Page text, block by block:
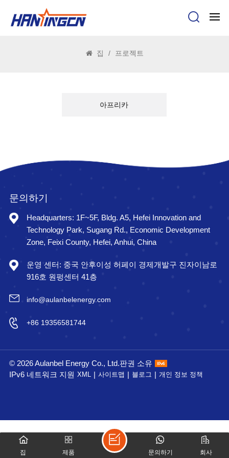
집 / 프로젝트
아프리카
문의하기
Headquarters: 1F~5F, Bldg. A5, Hefei Innovation and
Technology Park, Sugang Rd., Economic Development
Zone, Feixi County, Hefei, Anhui, China
운영 센터: 중국 안후이성 허페이 경제개발구 진자이남로
916호 원펑센터 41층
info@aulanbelenergy.com
+86 19356581744
© 2026 Aulanbel Energy Co., Ltd.판권 소유
IPv6 네트워크 지원 XML | 사이트맵 | 블로그 | 개인 정보 정책
집 제품 회사
문의하기